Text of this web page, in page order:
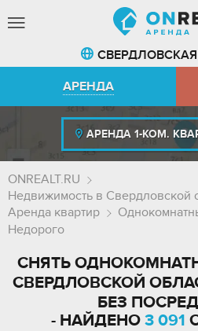
АРЕНДА
АРЕНДА 1-КОМ.
ONREALT.RU
Недвижимость в Свердловской
Аренда квартир
Недорого
СНЯТЬ
СВЕРДЛОВСКОЙ
БЕЗ
- НАЙДЕНО 3 091